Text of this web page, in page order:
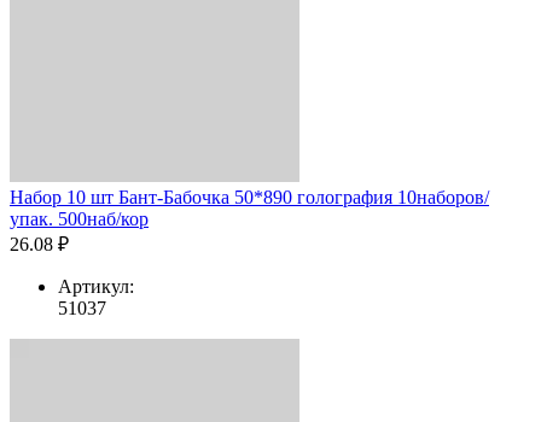
Набор 10 шт Бант-Бабочка 50*890 голография 10наборов/
упак. 500наб/кор
26.08 ₽
Артикул:
51037